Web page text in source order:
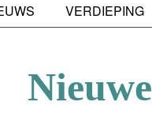
VERDIEPING